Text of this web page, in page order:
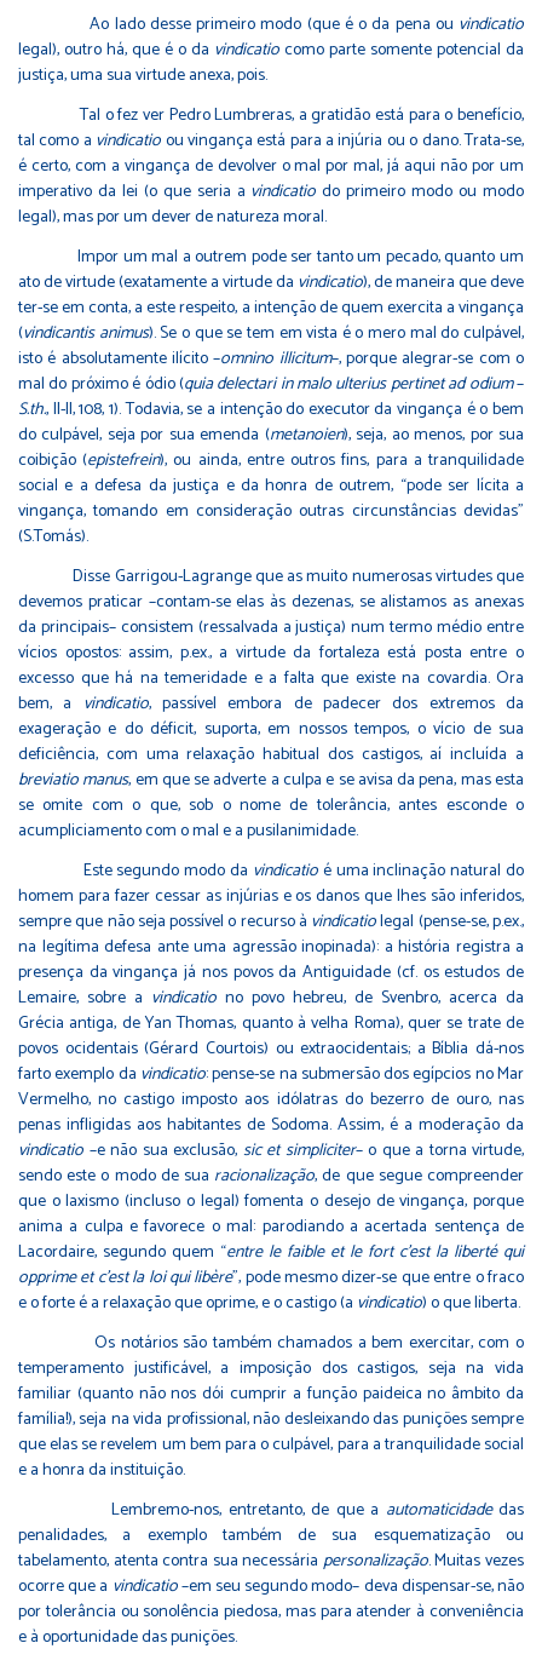
Ao lado desse primeiro modo (que é o da pena ou vindicatio
legal), outro há, que é o da vindicatiocomo parte somente potencial da
justiça, uma sua virtude anexa, pois.
Tal o fez ver Pedro Lumbreras, a gratidão está para o benefício,
tal como a vindicatioou vingança está para a injúria ou o dano. Trata-se,
é certo, com a vingança de devolver o mal por mal, já aqui não por um
imperativo da lei (o que seria a vindicatio do primeiro modo ou modo
legal), mas por um dever de natureza moral.
Impor um mal a outrem pode ser tanto um pecado, quanto um
ato de virtude (exatamente a virtude da vindicatio), de maneira que deve
ter-se em conta, a este respeito, a intenção de quem exercita a vingança
(vindicantis animus). Se o que se tem em vista é o mero mal do culpável,
isto é absolutamente ilícito –omnino illicitum–, porque alegrar-se com o
mal do próximo é ódio (quia delectari in malo ulterius pertinet ad odium–
S.th., II-II, 108, 1). Todavia, se a intenção do executor da vingança é o bem
do culpável, seja por sua emenda (metanoien), seja, ao menos, por sua
coibição (epistefrein), ou ainda, entre outros fins, para a tranquilidade
social e a defesa da justiça e da honra de outrem, “pode ser lícita a
vingança, tomando em consideração outras circunstâncias devidas”
(S.Tomás).
Disse Garrigou-Lagrange que as muito numerosas virtudes que
devemos praticar –contam-se elas às dezenas, se alistamos as anexas
da principais– consistem (ressalvada a justiça) num termo médio entre
vícios opostos: assim, p.ex., a virtude da fortaleza está posta entre o
excesso que há na temeridade e a falta que existe na covardia. Ora
bem, a vindicatio, passível embora de padecer dos extremos da
exageração e do déficit, suporta, em nossos tempos, o vício de sua
deficiência, com uma relaxação habitual dos castigos, aí incluída a
breviatio manus, em que se adverte a culpa e se avisa da pena, mas esta
se omite com o que, sob o nome de tolerância, antes esconde o
acumpliciamento com o mal e a pusilanimidade.
Este segundo modo da vindicatioé uma inclinação natural do
homem para fazer cessar as injúrias e os danos que lhes são inferidos,
sempre que não seja possível o recurso à vindicatiolegal (pense-se, p.ex.,
na legítima defesa ante uma agressão inopinada): a história registra a
presença da vingança já nos povos da Antiguidade (cf. os estudos de
Lemaire, sobre a vindicatio no povo hebreu, de Svenbro, acerca da
Grécia antiga, de Yan Thomas, quanto à velha Roma), quer se trate de
povos ocidentais (Gérard Courtois) ou extraocidentais; a Bíblia dá-nos
farto exemplo da vindicatio: pense-se na submersão dos egípcios no Mar
Vermelho, no castigo imposto aos idólatras do bezerro de ouro, nas
penas infligidas aos habitantes de Sodoma. Assim, é a moderação da
vindicatio –e não sua exclusão, sic et simpliciter– o que a torna virtude,
sendo este o modo de sua racionalização, de que segue compreender
que o laxismo (incluso o legal) fomenta o desejo de vingança, porque
anima a culpa e favorece o mal: parodiando a acertada sentença de
Lacordaire, segundo quem “entre le faible et le fort c'est la liberté qui
opprime et c'est la loi qui libère”, pode mesmo dizer-se que entre o fraco
e o forte é a relaxação que oprime, e o castigo (a vindicatio) o que liberta.
Os notários são também chamados a bem exercitar, com o
temperamento justificável, a imposição dos castigos, seja na vida
familiar (quanto não nos dói cumprir a função paideica no âmbito da
família!), seja na vida profissional, não desleixando das punições sempre
que elas se revelem um bem para o culpável, para a tranquilidade social
e a honra da instituição.
Lembremo-nos, entretanto, de que a automaticidadedas
penalidades, a exemplo também de sua esquematização ou
tabelamento, atenta contra sua necessária personalização. Muitas vezes
ocorre que a vindicatio–em seu segundo modo– deva dispensar-se, não
por tolerância ou sonolência piedosa, mas para atender à conveniência
e à oportunidade das punições.